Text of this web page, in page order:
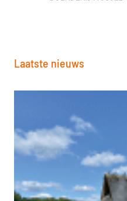
Laatste nieuws